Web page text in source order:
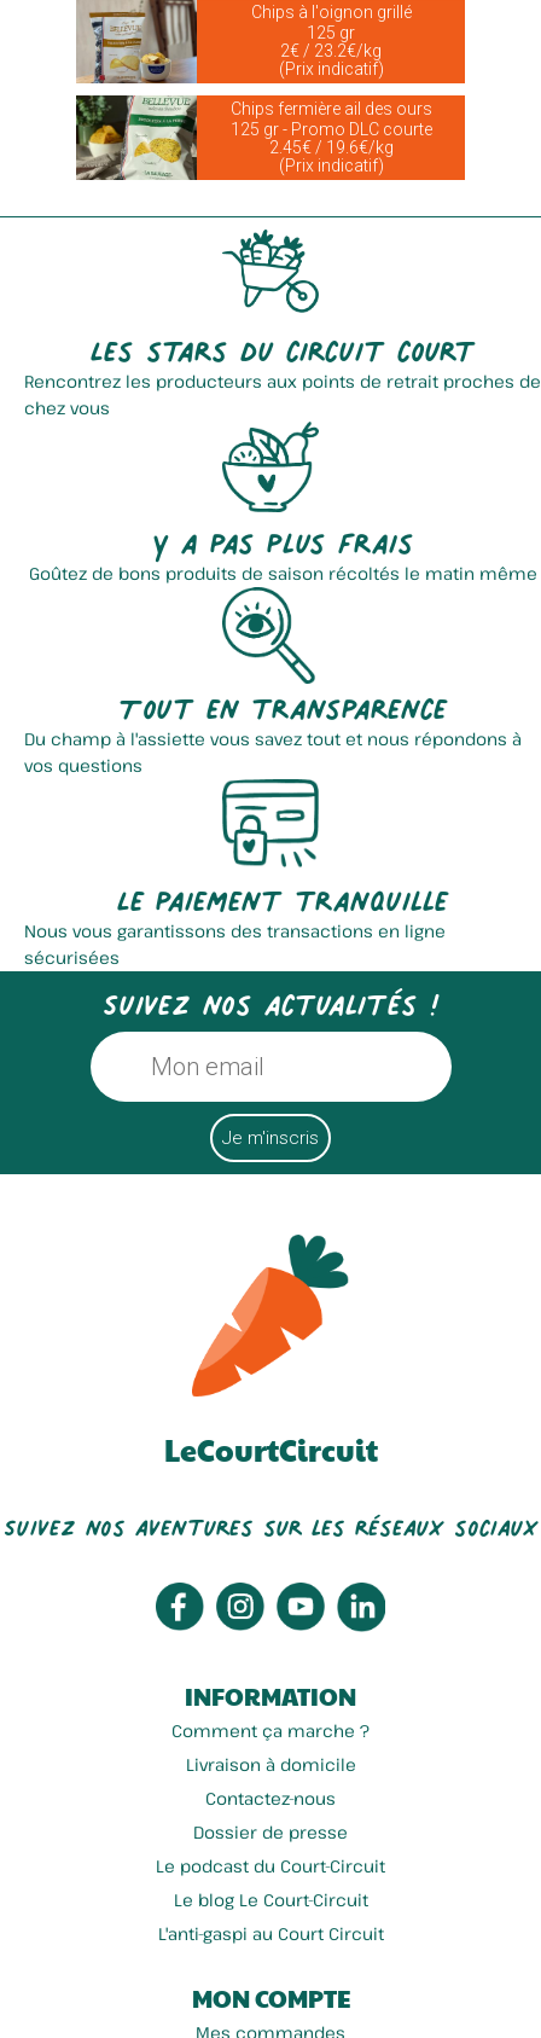
Chips à l'oignon grillé
125 gr
2€ / 23.2€/kg
(Prix indicatif)
Chips fermière ail des ours
125 gr - Promo DLC courte
2.45€ / 19.6€/kg
(Prix indicatif)
Les stars du circuit court
Rencontrez les producteurs aux points de retrait proches de
chez vous
Y a pas plus frais
Goûtez de bons produits de saison récoltés le matin même
Tout en transparence
Du champ à l'assiette vous savez tout et nous répondons à
vos questions
Le paiement tranquille
Nous vous garantissons des transactions en ligne
sécurisées
Suivez nos actualités !
LeCourtCircuit
Suivez nos aventures sur les réseaux sociaux
INFORMATION
Comment ça marche ?
Livraison à domicile
Contactez-nous
Dossier de presse
Le podcast du Court-Circuit
Le blog Le Court-Circuit
L'anti-gaspi au Court Circuit
MON COMPTE
Mes commandes